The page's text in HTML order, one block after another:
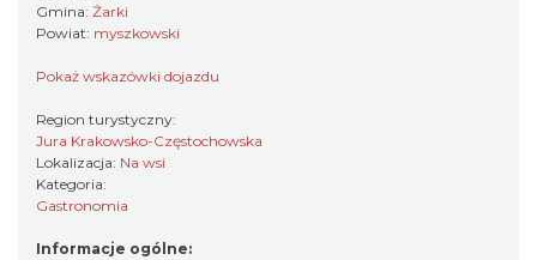
Gmina: Żarki
Powiat: myszkowski
Pokaż wskazówki dojazdu
Region turystyczny:
Jura Krakowsko-Częstochowska
Lokalizacja: Na wsi
Kategoria:
Gastronomia
Informacje ogólne: